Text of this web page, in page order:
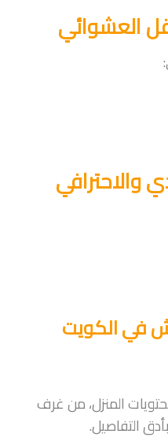
العشوائي
والاحترافي
في الكويت
المنزل، من غرف
التفاصيل.